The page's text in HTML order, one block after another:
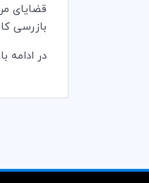
قضایای
بازرسی
در ادامه با